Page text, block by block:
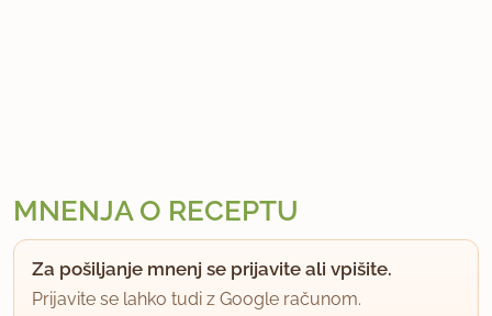
MNENJA O RECEPTU
Za pošiljanje mnenj se prijavite ali vpišite.
Prijavite se lahko tudi z Google računom.